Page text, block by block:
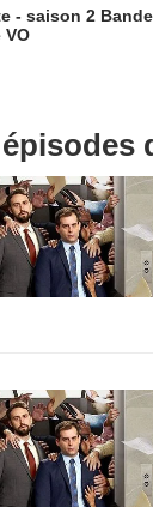
- saison 2
VO